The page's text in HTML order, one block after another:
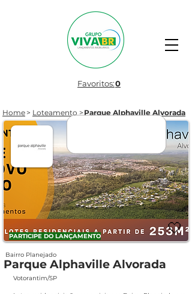
Favoritos:0
Home > Loteamento >Parque Alphaville Alvorada
🤍
PARTICIPE DO LANÇAMENTO
Parque Alphaville Alvorada
Bairro Planejado
Votorantim/SP